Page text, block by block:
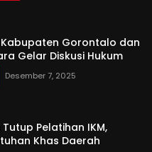
Kabupaten Gorontalo dan
Gelar Diskusi Hukum
Desember 7, 2025
Pelatihan IKM,
Khas Daerah